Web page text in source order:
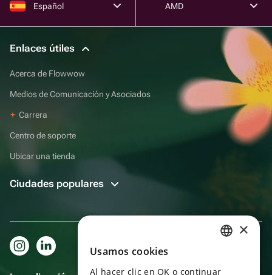
Español AMD
Enlaces útiles
Acerca de Flowwow
Medios de Comunicación y Asociados
Carrera
Centro de soporte
Ubicar una tienda
Ciudades populares
×
Usamos cookies
Al hacer clic en OK o continuar